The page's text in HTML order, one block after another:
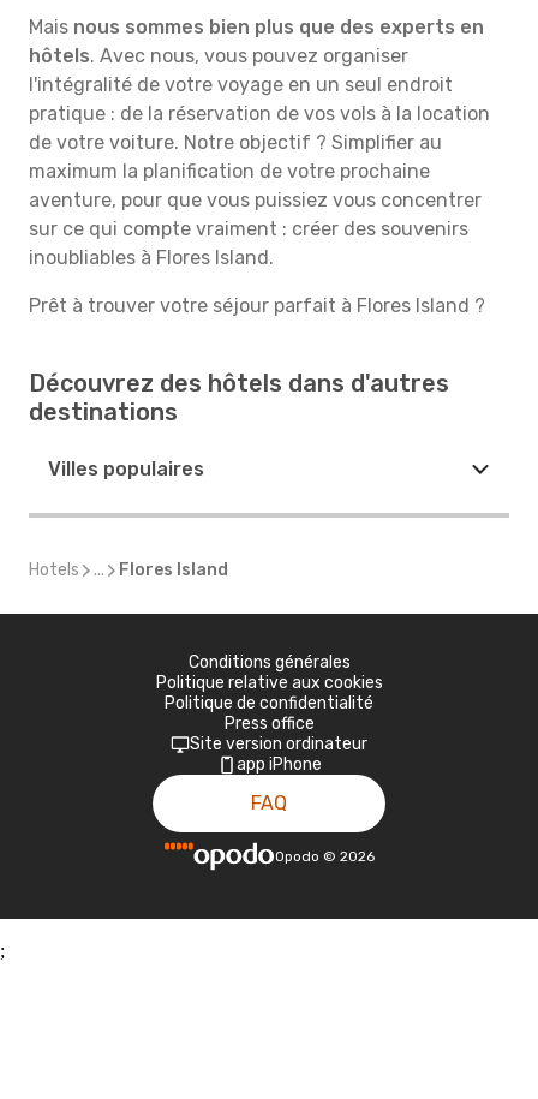
Mais nous sommes bien plus que des experts en
hôtels. Avec nous, vous pouvez organiser
l'intégralité de votre voyage en un seul endroit
pratique : de la réservation de vos vols à la location
de votre voiture. Notre objectif ? Simplifier au
maximum la planification de votre prochaine
aventure, pour que vous puissiez vous concentrer
sur ce qui compte vraiment : créer des souvenirs
inoubliables à Flores Island.
Prêt à trouver votre séjour parfait à Flores Island ?
Découvrez des hôtels dans d'autres
destinations
Villes populaires
Hotels ... Flores Island
Conditions générales
Politique relative aux cookies
Politique de confidentialité
Press office
Site version ordinateur
app iPhone
FAQ
Opodo © 2026
;